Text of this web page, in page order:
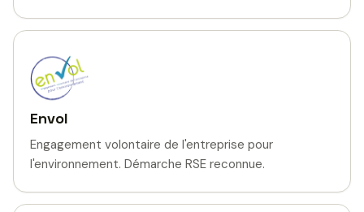
Envol
Engagement volontaire de l'entreprise pour
l'environnement. Démarche RSE reconnue.